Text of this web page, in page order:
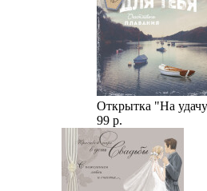
Открытка "На
99 р.